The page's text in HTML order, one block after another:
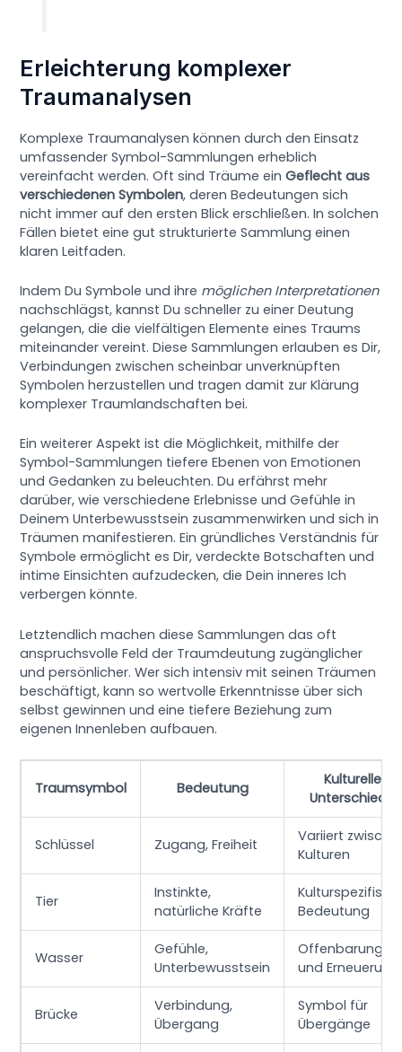
Erleichterung komplexer
Traumanalysen
Komplexe Traumanalysen können durch den Einsatz
umfassender Symbol-Sammlungen erheblich
vereinfacht werden. Oft sind Träume einGeflecht aus
verschiedenen Symbolen, deren Bedeutungen sich
nicht immer auf den ersten Blick erschließen. In solchen
Fällen bietet eine gut strukturierte Sammlung einen
klaren Leitfaden.
Indem Du Symbole und ihre möglichen Interpretationen
nachschlägst, kannst Du schneller zu einer Deutung
gelangen, die die vielfältigen Elemente eines Traums
miteinander vereint. Diese Sammlungen erlauben es Dir,
Verbindungen zwischen scheinbar unverknüpften
Symbolen herzustellen und tragen damit zur Klärung
komplexer Traumlandschaften bei.
Ein weiterer Aspekt ist die Möglichkeit, mithilfe der
Symbol-Sammlungen tiefere Ebenen von Emotionen
und Gedanken zu beleuchten. Du erfährst mehr
darüber, wie verschiedene Erlebnisse und Gefühle in
Deinem Unterbewusstsein zusammenwirken und sich in
Träumen manifestieren. Ein gründliches Verständnis für
Symbole ermöglicht es Dir, verdeckte Botschaften und
intime Einsichten aufzudecken, die Dein inneres Ich
verbergen könnte.
Letztendlich machen diese Sammlungen das oft
anspruchsvolle Feld der Traumdeutung zugänglicher
und persönlicher. Wer sich intensiv mit seinen Träumen
beschäftigt, kann so wertvolle Erkenntnisse über sich
selbst gewinnen und eine tiefere Beziehung zum
eigenen Innenleben aufbauen.
Traumsymbol Bedeutung
Kulturelle
Unterschiede
Schlüssel Zugang, Freiheit
Variiert
Kulturen
Tier
Instinkte,
natürliche Kräfte
Bedeutung
Wasser
Gefühle,
Unterbewusstsein
Offenbarung
und Erneuerung
Brücke
Verbindung,
Übergang
Symbol für
Übergänge